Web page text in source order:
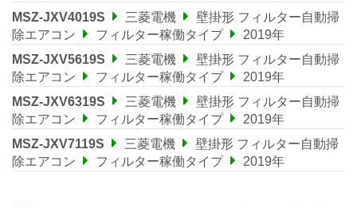
MSZ-JXV4019S
三菱電機
壁掛形 フィルター自動掃
除エアコン
フィルター稼働タイプ
2019年
MSZ-JXV5619S
三菱電機
壁掛形 フィルター自動掃
除エアコン
フィルター稼働タイプ
2019年
MSZ-JXV6319S
三菱電機
壁掛形 フィルター自動掃
除エアコン
フィルター稼働タイプ
2019年
MSZ-JXV7119S
三菱電機
壁掛形 フィルター自動掃
除エアコン
フィルター稼働タイプ 2019年